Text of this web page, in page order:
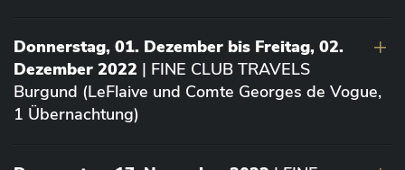
Donnerstag, 01. Dezember bis Freitag, 02.
Dezember 2022 | FINE CLUB TRAVELS
Burgund (LeFlaive und Comte Georges de Vogue,
1 Übernachtung)